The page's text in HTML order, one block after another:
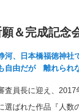
＆完成記念
河、日本橋福徳神社
自由だが 離れられ
査員長に迎え、
選ばれた作品『人数